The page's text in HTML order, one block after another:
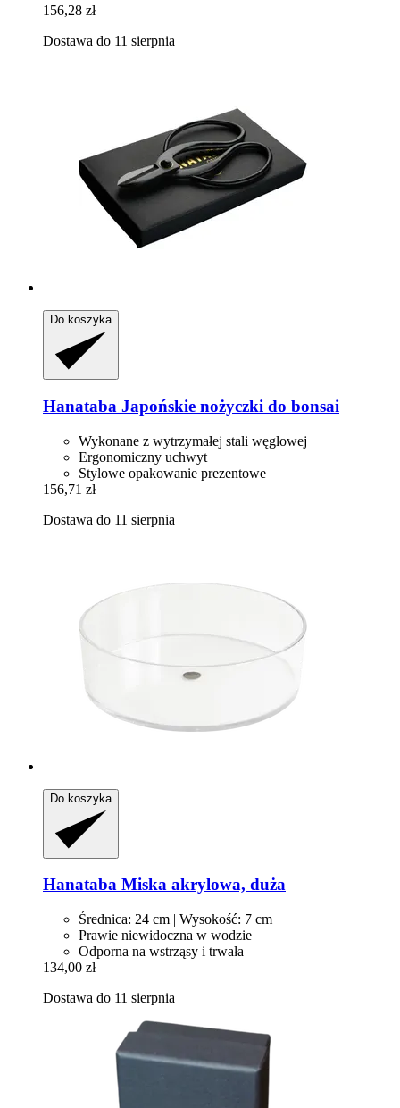
156,28 zł
Dostawa do 11 sierpnia
Do koszyka
Hanataba Japońskie nożyczki do bonsai
Wykonane z wytrzymałej stali węglowej
Ergonomiczny uchwyt
Stylowe opakowanie prezentowe
156,71 zł
Dostawa do 11 sierpnia
Do koszyka
Hanataba Miska akrylowa, duża
Średnica: 24 cm | Wysokość: 7 cm
Prawie niewidoczna w wodzie
Odporna na wstrząsy i trwała
134,00 zł
Dostawa do 11 sierpnia